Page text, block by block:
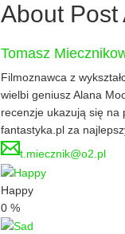
About Post
Tomasz
Filmoznawca z
wielbi geniusz Alana
recenzje ukazują się na
fantastyka.pl za
t.miecznik@o2.pl
Happy
0%